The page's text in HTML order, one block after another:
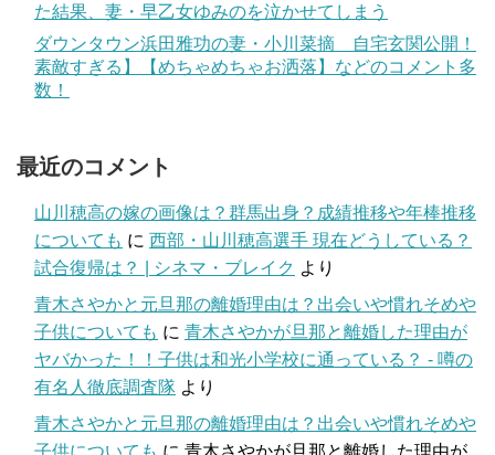
た結果、妻・早乙女ゆみのを泣かせてしまう
ダウンタウン浜田雅功の妻・小川菜摘 自宅玄関公開！
素敵すぎる】【めちゃめちゃお洒落】などのコメント多
数！
最近のコメント
山川穂高の嫁の画像は？群馬出身？成績推移や年棒推移
についても に 西部・山川穂高選手 現在どうしている？
試合復帰は？ | シネマ・ブレイク より
青木さやかと元旦那の離婚理由は？出会いや慣れそめや
子供についても に 青木さやかが旦那と離婚した理由が
ヤバかった！！子供は和光小学校に通っている？ - 噂の
有名人徹底調査隊 より
青木さやかと元旦那の離婚理由は？出会いや慣れそめや